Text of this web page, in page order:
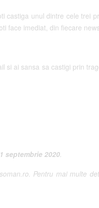
unul dintre cele trei
face imediat, din fiecare
si ai sansa sa castigi prin
septembrie2020.
Pentru mai multe